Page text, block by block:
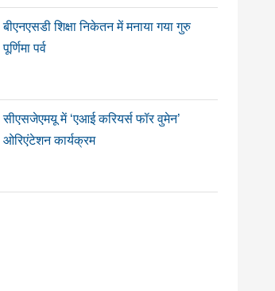
बीएनएसडी शिक्षा निकेतन में मनाया गया गुरु
पूर्णिमा पर्व
सीएसजेएमयू में ‘एआई करियर्स फॉर वुमेन’
ओरिएंटेशन कार्यक्रम